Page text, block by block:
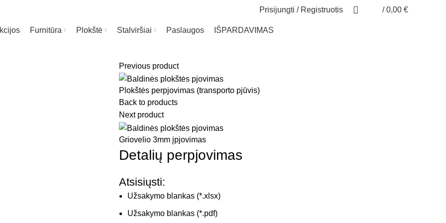
Prisijungti / Registruotis / 0,00 €
Furnitūra Plokštė Stalviršiai Paslaugos IŠPARDAVIMAS
Previous product
Plokštės perpjovimas (transporto pjūvis)
Back to products
Next product
Griovelio 3mm įpjovimas
Detalių perpjovimas
Atsisiųsti:
Užsakymo blankas (*.xlsx)
Užsakymo blankas (*.pdf)